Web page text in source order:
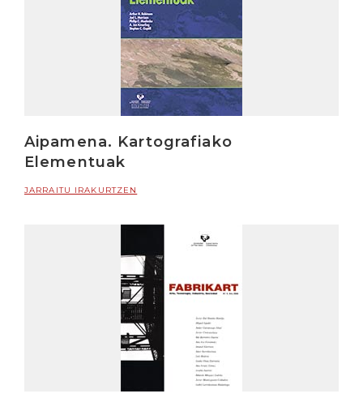
Aipamena. Kartografiako
Elementuak
JARRAITU IRAKURTZEN